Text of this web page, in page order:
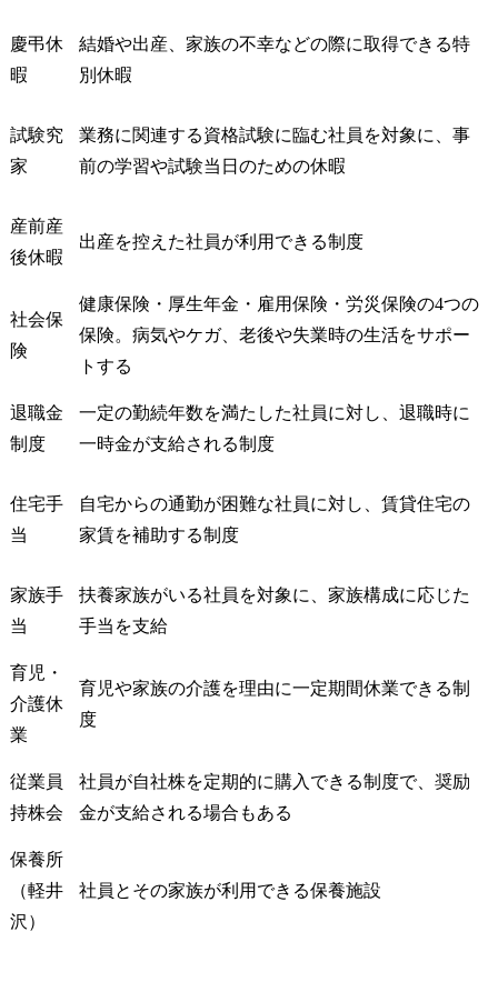
慶弔休
暇
結婚や出産、家族の不幸などの際に取得できる特
別休暇
試験究
家
業務に関連する資格試験に臨む社員を対象に、事
前の学習や試験当日のための休暇
産前産
後休暇
出産を控えた社員が利用できる制度
社会保
険
健康保険・厚生年金・雇用保険・労災保険の4つの
保険。病気やケガ、老後や失業時の生活をサポー
トする
退職金
制度
一定の勤続年数を満たした社員に対し、退職時に
一時金が支給される制度
住宅手
当
自宅からの通勤が困難な社員に対し、賃貸住宅の
家賃を補助する制度
家族手
当
扶養家族がいる社員を対象に、家族構成に応じた
手当を支給
育児・
介護休
業
育児や家族の介護を理由に一定期間休業できる制
度
従業員
持株会
社員が自社株を定期的に購入できる制度で、奨励
金が支給される場合もある
保養所
（軽井
沢）
社員とその家族が利用できる保養施設